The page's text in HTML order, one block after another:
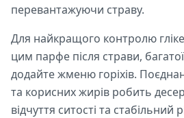
перевантажуючи страву.
Для найкращого контролю
цим парфе після страви,
додайте жменю горіхів.
та корисних жирів робить
відчуття ситості та стабільний